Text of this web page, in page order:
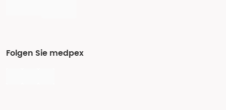
Folgen Sie medpex